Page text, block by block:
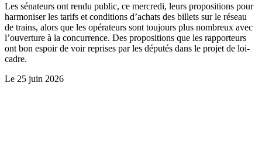
Les sénateurs ont rendu public, ce mercredi, leurs propositions pour
harmoniser les tarifs et conditions d’achats des billets sur le réseau
de trains, alors que les opérateurs sont toujours plus nombreux avec
l’ouverture à la concurrence. Des propositions que les rapporteurs
ont bon espoir de voir reprises par les députés dans le projet de loi-
cadre.
Le 25 juin 2026